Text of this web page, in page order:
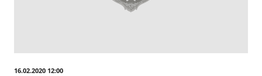
16.02.2020 12:00